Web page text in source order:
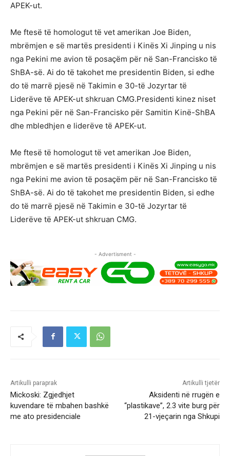
APEK-ut.
Me ftesë të homologut të vet amerikan Joe Biden,
mbrëmjen e së martës presidenti i Kinës Xi Jinping u nis
nga Pekini me avion të posaçëm për në San-Francisko të
ShBA-së. Ai do të takohet me presidentin Biden, si edhe
do të marrë pjesë në Takimin e 30-të Jozyrtar të
Liderëve të APEK-ut shkruan CMG.Presidenti kinez niset
nga Pekini për në San-Francisko për Samitin Kinë-ShBA
dhe mbledhjen e liderëve të APEK-ut.
Me ftesë të homologut të vet amerikan Joe Biden,
mbrëmjen e së martës presidenti i Kinës Xi Jinping u nis
nga Pekini me avion të posaçëm për në San-Francisko të
ShBA-së. Ai do të takohet me presidentin Biden, si edhe
do të marrë pjesë në Takimin e 30-të Jozyrtar të
Liderëve të APEK-ut shkruan CMG.
- Advertisment -
Artikulli paraprak
Mickoski: Zgjedhjet
kuvendare të mbahen bashkë
me ato presidenciale
Artikulli tjetër
Aksidenti në rrugën e
“plastikave”, 2.3 vite burg për
21-vjeçarin nga Shkupi